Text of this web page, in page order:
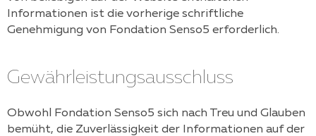
Informationen ist die vorherige schriftliche
Genehmigung von Fondation Senso5 erforderlich.
Gewährleistungsausschluss
Obwohl Fondation Senso5 sich nach Treu und Glauben
bemüht, die Zuverlässigkeit der Informationen auf der